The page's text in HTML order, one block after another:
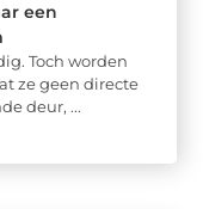
een
Toch worden
ze geen directe
deur, ...